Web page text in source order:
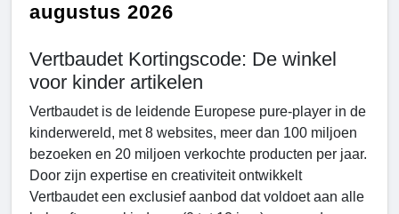
augustus 2026
Vertbaudet Kortingscode: De winkel
voor kinder artikelen
Vertbaudet is de leidende Europese pure-player in de
kinderwereld, met 8 websites, meer dan 100 miljoen
bezoeken en 20 miljoen verkochte producten per jaar.
Door zijn expertise en creativiteit ontwikkelt
Vertbaudet een exclusief aanbod dat voldoet aan alle